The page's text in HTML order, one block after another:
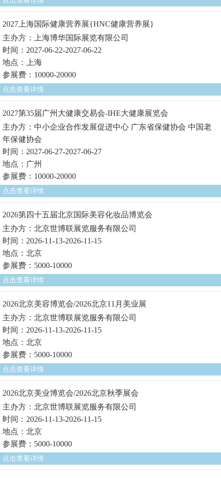
2027上海国际健康营养展{HNC健康营养展}
主办方：上海博华国际展览有限公司
时间：2027-06-22-2027-06-22
地点：上海
参展费：10000-20000
点击查看详情
2027第35届广州大健康交易会-IHE大健康展览会
主办方：中小企业合作发展促进中心 广东省保健协会 中国老
年保健协会
时间：2027-06-27-2027-06-27
地点：广州
参展费：10000-20000
点击查看详情
2026第四十五届北京国际美容化妆品博览会
主办方：北京世博联展览服务有限公司
时间：2026-11-13-2026-11-15
地点：北京
参展费：5000-10000
点击查看详情
2026北京美容博览会/2026北京11月美业展
主办方：北京世博联展览服务有限公司
时间：2026-11-13-2026-11-15
地点：北京
参展费：5000-10000
点击查看详情
2026北京美业博览会/2026北京秋季展会
主办方：北京世博联展览服务有限公司
时间：2026-11-13-2026-11-15
地点：北京
参展费：5000-10000
点击查看详情